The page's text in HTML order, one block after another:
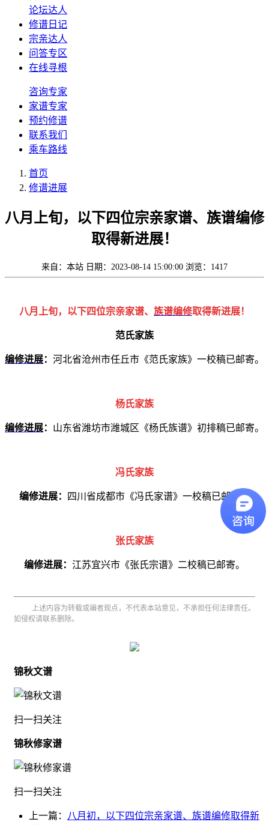
论坛达人
修谱日记
宗亲达人
问答专区
在线寻根
咨询专家
家谱专家
预约修谱
联系我们
乘车路线
首页
修谱进展
八月上旬，以下四位宗亲家谱、族谱编修
取得新进展！
来自：本站 日期：2023-08-14 15:00:00 浏览：1417
八月上旬，以下四位宗亲家谱、 族谱编修取得新进展！
范氏家族
编修进展： 河北省沧州市任丘市《范氏家族》一校稿已邮寄。
杨氏家族
编修进展： 山东省潍坊市潍城区《杨氏族谱》初排稿已邮寄。
冯氏家族
编修进展： 四川省成都市《冯氏家谱》一校稿已邮寄。
张氏家族
编修进展： 江苏宜兴市《张氏宗谱》二校稿已邮寄。
上述内容为转载或编者观点，不代表本站意见，不承担任何法律责任。
如侵权请联系删除。
锦秋文谱
扫一扫关注
锦秋修家谱
扫一扫关注
上一篇：
八月初，以下四位宗亲家谱、族谱编修取得新